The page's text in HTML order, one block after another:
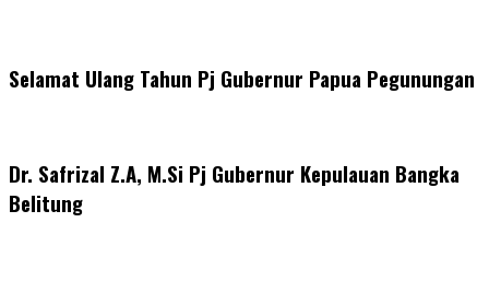
Selamat Ulang Tahun Pj Gubernur Papua Pegunungan
Dr. Safrizal Z.A, M.Si Pj Gubernur Kepulauan Bangka
Belitung